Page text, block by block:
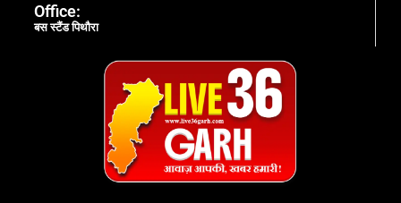
Office:
बस स्टैंड पिथौरा